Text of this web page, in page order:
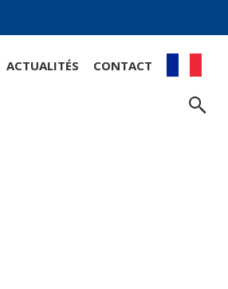
ACTUALITÉS CONTACT